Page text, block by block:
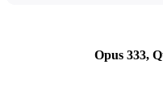
Opus 333,